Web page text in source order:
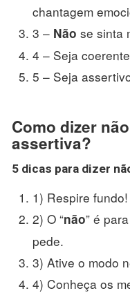
chantagem
3 – Não se sinta
4 – Seja
5 – Seja
Como dizer
assertiva?
5 dicas para dizer
1) Respire fundo!
2) O “não” é
pede.
3) Ative o modo
4) Conheça os